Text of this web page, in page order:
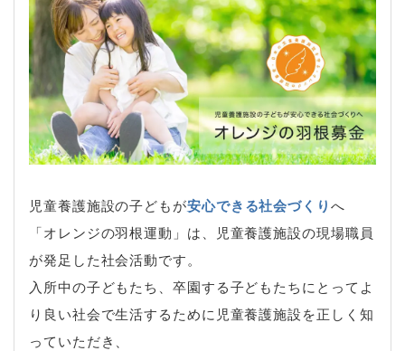
児童養護施設の子どもが安心できる社会づくりへ
「オレンジの羽根運動」は、児童養護施設の現場職員
が発足した社会活動です。
入所中の子どもたち、卒園する子どもたちにとってよ
り良い社会で生活するために児童養護施設を正しく知
っていただき、